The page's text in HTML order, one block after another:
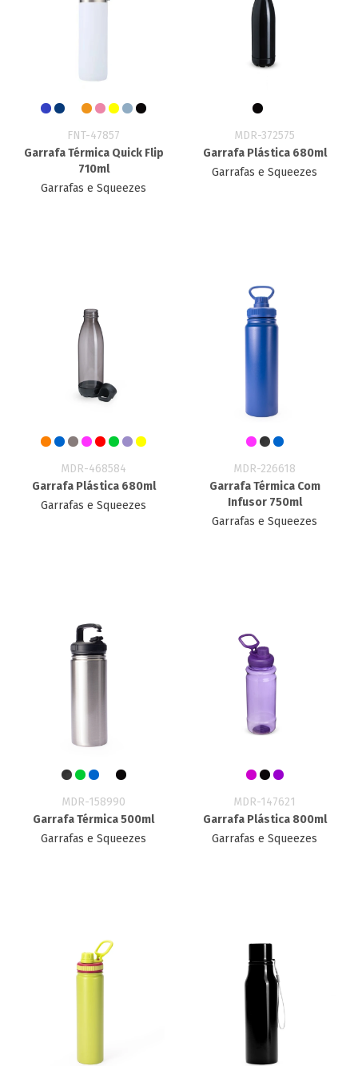
FNT-47857
Garrafa Térmica Quick Flip
710ml
Garrafas e Squeezes
MDR-372575
Garrafa Plástica 680ml
Garrafas e Squeezes
MDR-468584
Garrafa Plástica 680ml
Garrafas e Squeezes
MDR-226618
Garrafa Térmica Com
Infusor 750ml
Garrafas e Squeezes
MDR-158990
Garrafa Térmica 500ml
Garrafas e Squeezes
MDR-147621
Garrafa Plástica 800ml
Garrafas e Squeezes